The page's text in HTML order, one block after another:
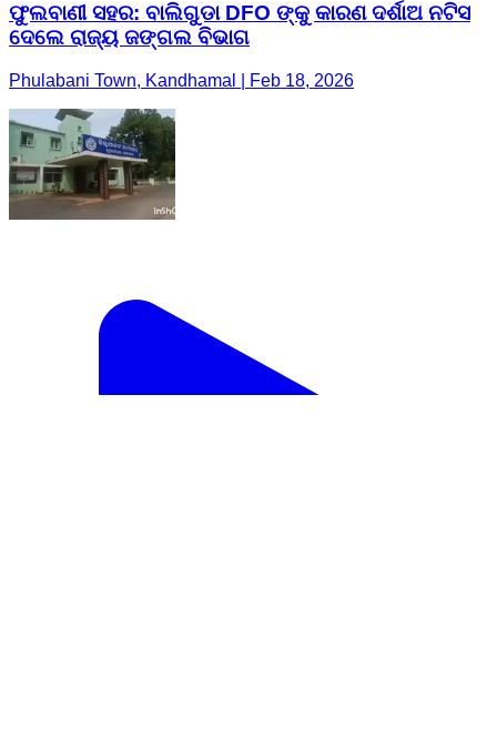
ଫୁଲବାଣୀ ସହର: ବାଲିଗୁଡା DFO ଙ୍କୁ କାରଣ ଦର୍ଶାଅ ନଟିସ
ଦେଲେ ରାଜ୍ୟ ଜଙ୍ଗଲ ବିଭାଗ
Phulabani Town, Kandhamal | Feb 18, 2026